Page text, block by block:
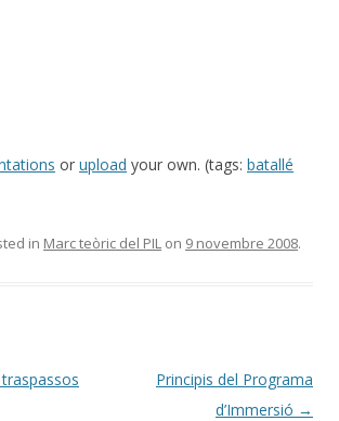
or upload your own. (tags: batallé
in Marc teòric del PIL on 9 novembre 2008.
Principis del Programa
d’Immersió →